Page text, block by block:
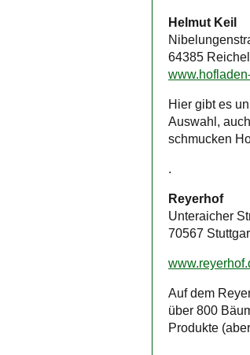
Helmut Keil
64385
Hier gibt es
Auswahl,
schmucken
.
Reyerhof
Unteraicher
70567
Auf dem
über 800
Produkte